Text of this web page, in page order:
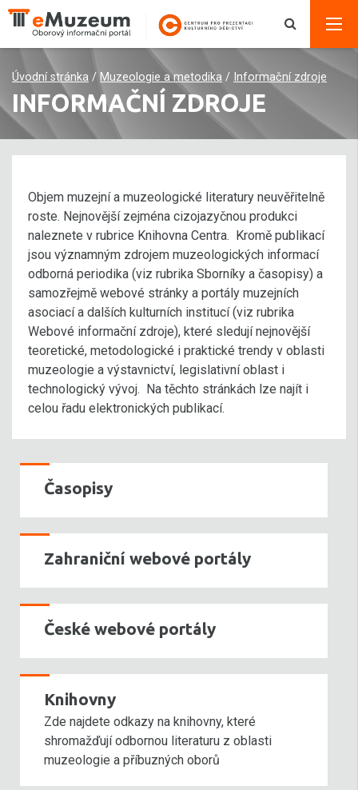
Úvodní stránka / Muzeologie a metodika / Informační zdroje
INFORMAČNÍ ZDROJE
Objem muzejní a muzeologické literatury neuvěřitelně
roste. Nejnovější zejména cizojazyčnou produkci
naleznete v rubrice Knihovna Centra. Kromě publikací
jsou významným zdrojem muzeologických informací
odborná periodika (viz rubrika Sborníky a časopisy) a
samozřejmě webové stránky a portály muzejních
asociací a dalších kulturních institucí (viz rubrika
Webové informační zdroje), které sledují nejnovější
teoretické, metodologické i praktické trendy v oblasti
muzeologie a výstavnictví, legislativní oblast i
technologický vývoj. Na těchto stránkách lze najít i
celou řadu elektronických publikací.
Časopisy
Zahraniční webové portály
České webové portály
Knihovny
Zde najdete odkazy na knihovny, které
shromažďují odbornou literaturu z oblasti
muzeologie a příbuzných oborů